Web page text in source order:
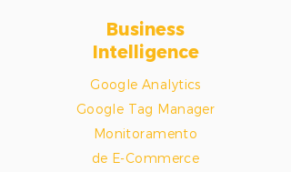
Business
Intelligence
Google Analytics
Google Tag Manager
Monitoramento
de E-Commerce